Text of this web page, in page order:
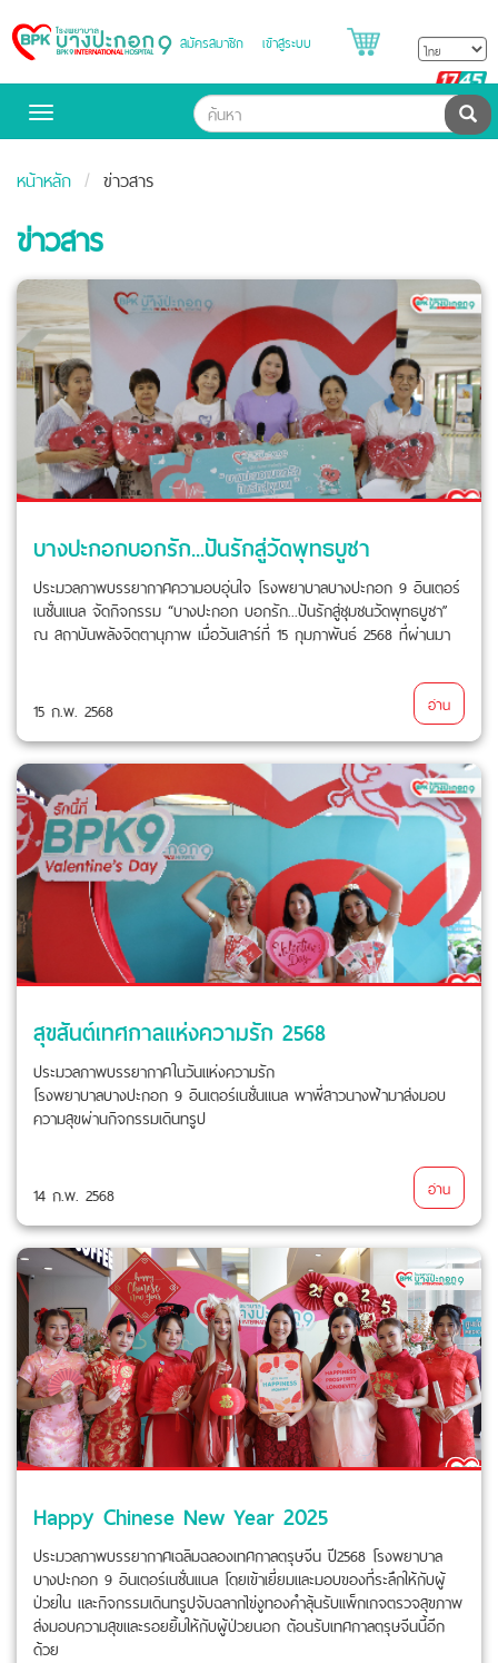
Bangpakok
Hospital
สมัครสมาชิก เข้าสู่ระบบ
Toggle
ค้น
หน้าหลัก ข่าวสาร
ข่าวสาร
บางปะกอกบอกรัก...ปันรักสู่วัดพุทธบูชา
ประมวลภาพบรรยากาศความอบอุ่นใจ โรงพยาบาลบางปะกอก 9 อินเตอร์
เนชั่นแนล จัดกิจกรรม “บางปะกอก บอกรัก...ปันรักสู่ชุมชนวัดพุทธบูชา”
ณ สถาบันพลังจิตตานุภาพ เมื่อวันเสาร์ที่ 15 กุมภาพันธ์ 2568 ที่ผ่านมา
15 ก.พ. 2568 อ่าน
สุขสันต์เทศกาลแห่งความรัก 2568
ประมวลภาพบรรยากาศในวันแห่งความรัก
โรงพยาบาลบางปะกอก 9 อินเตอร์เนชั่นแนล พาพี่สาวนางฟ้ามาส่งมอบ
ความสุขผ่านกิจกรรมเดินทรูป
14 ก.พ. 2568 อ่าน
Happy Chinese New Year 2025
ประมวลภาพบรรยากาศเฉลิมฉลองเทศกาลตรุษจีน ปี2568 โรงพยาบาล
บางปะกอก 9 อินเตอร์เนชั่นเเนล โดยเข้าเยี่ยมและมอบของที่ระลึกให้กับผู้
ป่วยใน และกิจกรรมเดินทรูปจับฉลากไข่งูทองคำลุ้นรับเเพ็กเกจตรวจสุขภาพ
ส่งมอบความสุขและรอยยิ้มให้กับผู้ป่วยนอก ต้อนรับเทศกาลตรุษจีนนี้อีก
ด้วย